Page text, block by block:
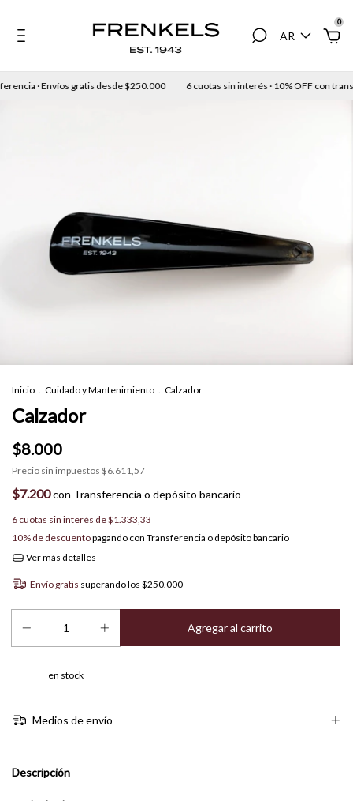
AR
0
· Envíos gratis desde $250.000 6 cuotas sin interés · 10% OFF con
Inicio . Cuidado y Mantenimiento . Calzador
Calzador
$8.000
Precio sin impuestos $6.611,57
$7.200con Transferencia o depósito bancario
6 cuotas sin interés de$1.333,33
10% de descuentopagando con Transferencia o depósito bancario
Ver más detalles
Envío gratis superando los $250.000
en stock
Medios de envío
Descripción